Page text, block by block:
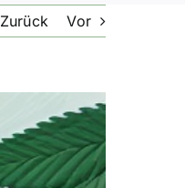
Zurück Vor